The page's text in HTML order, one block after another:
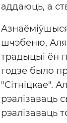
аддаюць, а
шчэбеню,
традыцыі ён
годзе было
"Сітніцкае".
рэалізаваць
рэалізаваць